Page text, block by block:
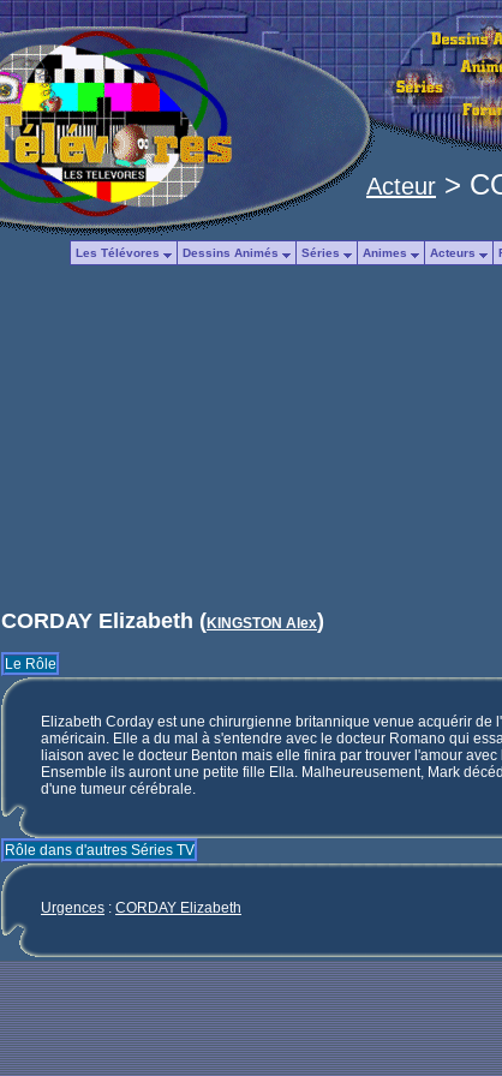
Les Télévores Dessins Animés Séries Animes Acteurs
Acteur >
CORDAY Elizabeth (KINGSTON Alex)
Le Rôle
Elizabeth Corday est une chirurgienne britannique venue acquérir de
américain. Elle a du mal à s'entendre avec le docteur Romano qui
liaison avec le docteur Benton mais elle finira par trouver l'amour
Ensemble ils auront une petite fille Ella. Malheureusement, Mark
d'une tumeur cérébrale.
Rôle dans d'autres Séries TV
Urgences : CORDAY Elizabeth